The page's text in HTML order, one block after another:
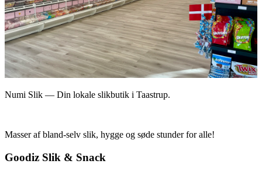
Numi Slik — Din lokale slikbutik i Taastrup.
Masser af bland-selv slik, hygge og søde stunder for alle!
Goodiz Slik & Snack